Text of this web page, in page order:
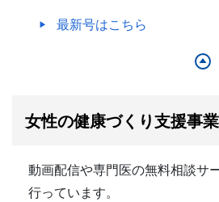
最新号はこちら
女性の健康づくり支援事業
動画配信や専門医の無料相談サ
行っています。